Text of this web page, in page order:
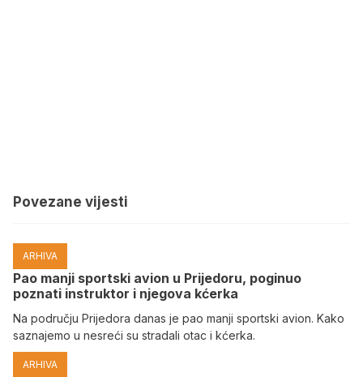
Povezane vijesti
ARHIVA
Pao manji sportski avion u Prijedoru, poginuo
poznati instruktor i njegova kćerka
Na području Prijedora danas je pao manji sportski avion. Kako
saznajemo u nesreći su stradali otac i kćerka.
ARHIVA